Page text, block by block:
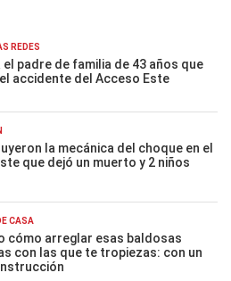
REDES
el padre de familia de 43 años que
accidente del Acceso Este
la mecánica del choque en el
que dejó un muerto y 2 niños
CASA
cómo arreglar esas baldosas
con las que te tropiezas: con un